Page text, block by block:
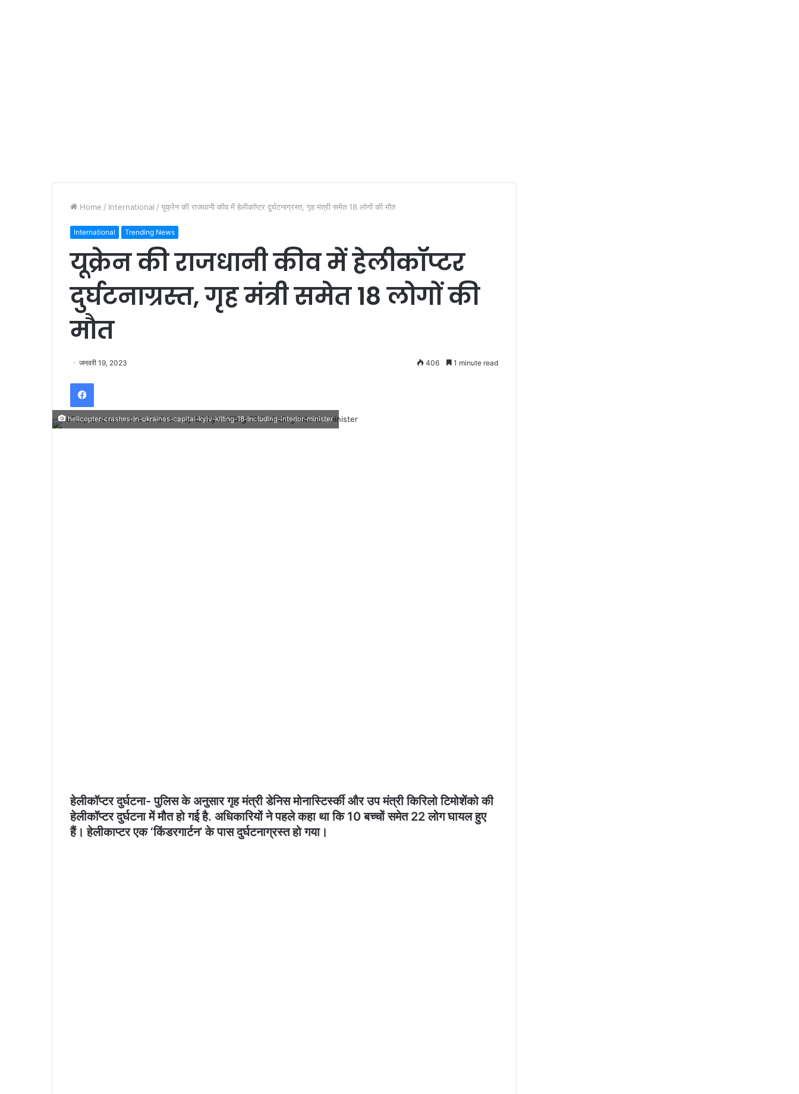
Home / International / यूक्रेन की राजधानी कीव में हेलीकॉप्टर दुर्घटनाग्रस्त, गृह मंत्री समेत 18 लोगों की मौत
International Trending News
यूक्रेन की राजधानी कीव में हेलीकॉप्टर
दुर्घटनाग्रस्त, गृह मंत्री समेत 18 लोगों की
मौत
जनवरी 19, 2023 406 1 minute read
helicopter-crashes-in-ukraines-capital-kyiv-killing-18-including-interior-minister
हेलीकॉप्टर दुर्घटना- पुलिस के अनुसार गृह मंत्री डेनिस मोनास्टिर्स्की और उप मंत्री किरिलो टिमोशेंको की
हेलीकॉप्टर दुर्घटना में मौत हो गई है. अधिकारियों ने पहले कहा था कि 10 बच्चों समेत 22 लोग घायल हुए
हैं। हेलीकाप्टर एक ‘किंडरगार्टन’ के पास दुर्घटनाग्रस्त हो गया।